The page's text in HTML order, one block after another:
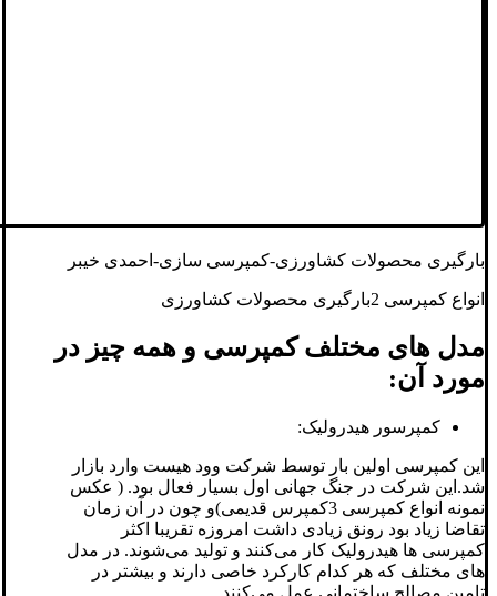
بارگیری محصولات کشاورزی-کمپرسی سازی-احمدی خیبر
انواع کمپرسی 2بارگیری محصولات کشاورزی
مدل های مختلف کمپرسی و همه چیز در
مورد آن:
کمپرسور هیدرولیک:
این کمپرسی اولین بار توسط شرکت وود هیست وارد بازار
شد.این شرکت در جنگ جهانی اول بسیار فعال بود. ( عکس
نمونه انواع کمپرسی 3کمپرس قدیمی)و چون در آن زمان
تقاضا زیاد بود رونق زیادی داشت امروزه تقریبا اکثر
کمپرسی ها هیدرولیک کار می‌کنند و تولید می‌شوند. در مدل
های مختلف که هر کدام کارکرد خاصی دارند و بیشتر در
تامین مصالح ساختمانی عمل می‌کنند.